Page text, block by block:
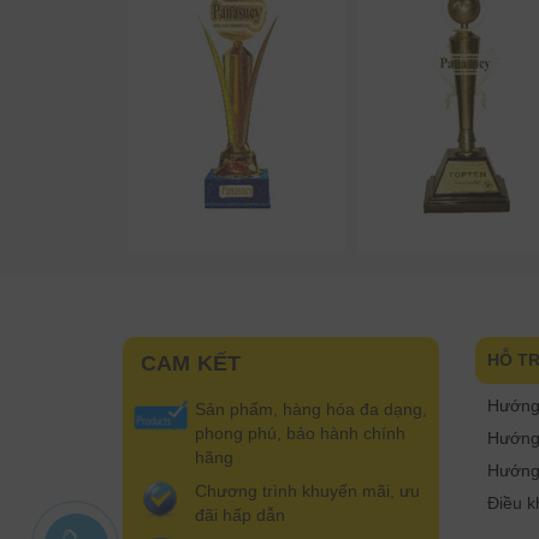
CAM KẾT
Sản phẩm, hàng hóa đa dạng,
phong phú, bảo hành chính
hãng
Chương trình khuyến mãi, ưu
đãi hấp dẫn
HỖ
Điều